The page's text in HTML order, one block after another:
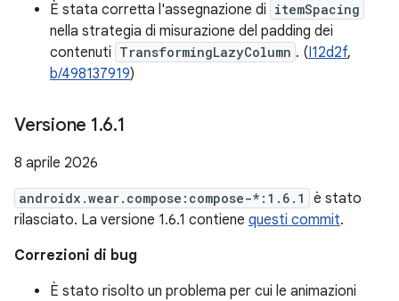
È stata corretta l'assegnazione di itemSpacing
nella strategia di misurazione del padding dei
contenuti TransformingLazyColumn . (I12d2f,
b/498137919)
Versione 1.6.1
8 aprile 2026
androidx.wear.compose:compose-*:1.6.1
è stato
rilasciato. La versione 1.6.1 contiene questi commit.
Correzioni di bug
È stato risolto un problema per cui le animazioni